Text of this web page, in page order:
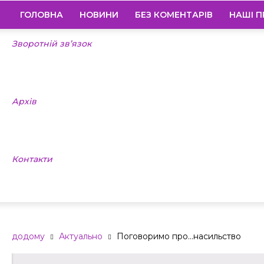
ГОЛОВНА НОВИНИ БЕЗ КОМЕНТАРІВ НАШІ
Зворотній зв’язок
Архів
Контакти
додому Актуально Поговоримо про...насильство